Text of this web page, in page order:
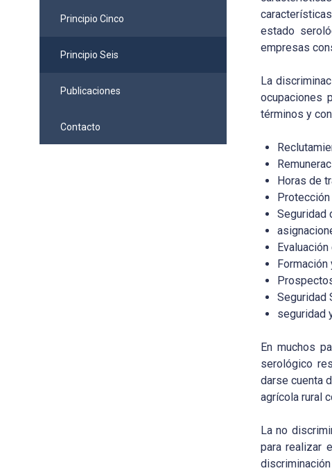
Principio Cinco
Principio Seis
Publicaciones
Contacto
estado
empresas
La
ocupaciones
términos y
Horas de
Seguridad
Formación
Seguridad
seguridad
En muchos
serológico
darse cuenta
agrícola rural
La no
para realizar